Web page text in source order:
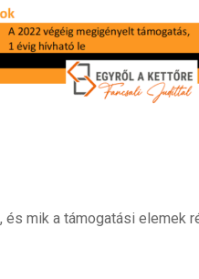
és mik a támogatási elemek